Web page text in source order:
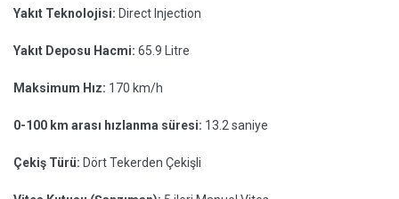
Yakıt Teknolojisi: Direct Injection
Yakıt Deposu Hacmi: 65.9 Litre
Maksimum Hız: 170 km/h
0-100 km arası hızlanma süresi: 13.2 saniye
Çekiş Türü: Dört Tekerden Çekişli